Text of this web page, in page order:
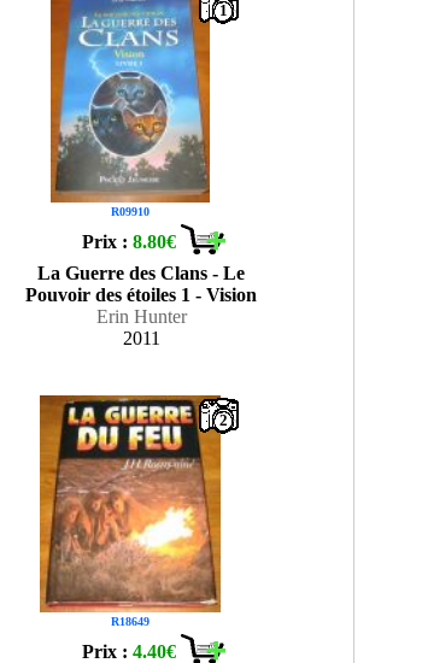
R09910
1
Prix :8.80€
La Guerre des Clans - Le
Pouvoir des étoiles 1 - Vision
Erin Hunter
2011
R18649
2
Prix :4.40€